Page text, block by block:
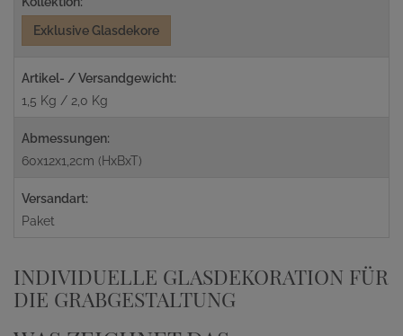
Exklusive Glasdekore
Artikel- / Versandgewicht:
1,5 Kg / 2,0 Kg
Abmessungen:
60x12x1,2cm (HxBxT)
Versandart:
Paket
INDIVIDUELLE GLASDEKORATION FÜR
DIE GRABGESTALTUNG